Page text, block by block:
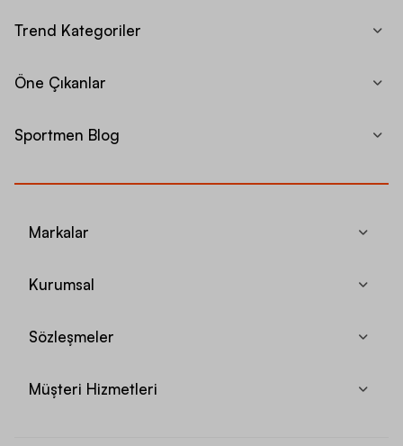
Trend Kategoriler
Öne Çıkanlar
Sportmen Blog
Markalar
Kurumsal
Sözleşmeler
Müşteri Hizmetleri